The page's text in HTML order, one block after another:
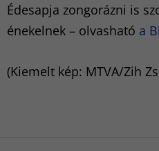
Édesapja zongorázni is
énekelnek – olvasható a
(Kiemelt kép: MTVA/Zih